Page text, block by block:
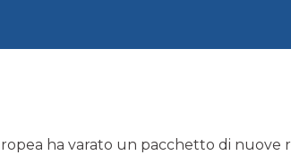
ha varato un pacchetto di